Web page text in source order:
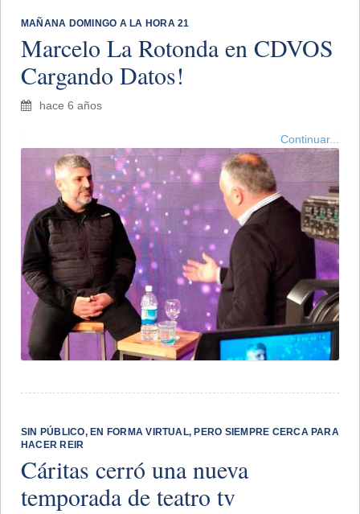
MAÑANA DOMINGO A LA HORA 21
Marcelo La Rotonda en CDVOS
Cargando Datos!
hace 6 años
Continuar...
SIN PÚBLICO, EN FORMA VIRTUAL, PERO SIEMPRE CERCA PARA
HACER REIR
Cáritas cerró una nueva
temporada de teatro tv